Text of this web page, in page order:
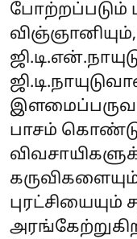
போற்றப்படும்
பாசம்